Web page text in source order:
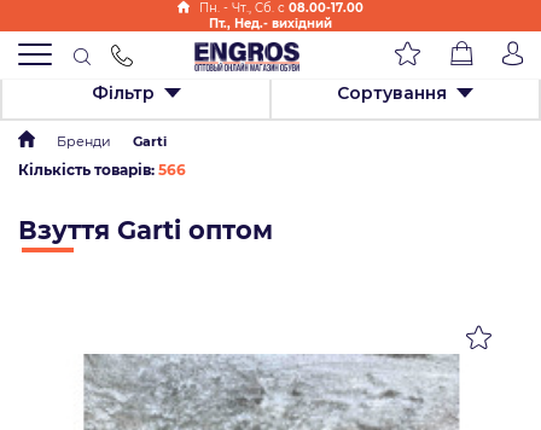
Пн. - Чт., Cб. с 08.00-17.00
Пт., Нед.- вихідний
Фільтр Сортування
Бренди Garti
Кількість товарів: 566
Взуття Garti оптом